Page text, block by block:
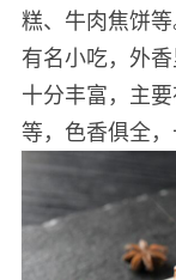
糕、牛肉焦饼
有名小吃，外
十分丰富，主
等，色香俱全，